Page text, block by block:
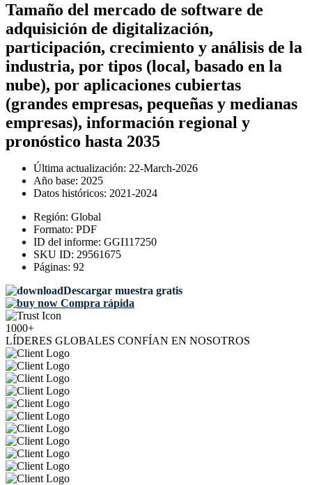
Tamaño del mercado de software de
adquisición de digitalización,
participación, crecimiento y análisis de la
industria, por tipos (local, basado en la
nube), por aplicaciones cubiertas
(grandes empresas, pequeñas y medianas
empresas), información regional y
pronóstico hasta 2035
Última actualización: 22-March-2026
Año base: 2025
Datos históricos: 2021-2024
Región: Global
Formato: PDF
ID del informe: GGI117250
SKU ID: 29561675
Páginas: 92
Descargar muestra gratis
Compra rápida
1000+
LÍDERES GLOBALES CONFÍAN EN NOSOTROS